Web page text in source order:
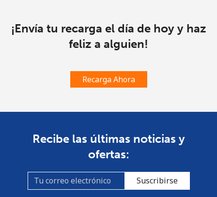
¡Envía tu recarga el día de hoy y haz
feliz a alguien!
Recarga Ahora
Recibe las últimas noticias y
ofertas:
Suscribirse